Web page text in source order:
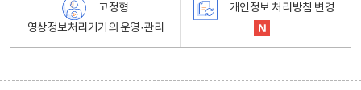
고정형
영상정보처리기기의 운영·관리
개인정보 처리방침 변경